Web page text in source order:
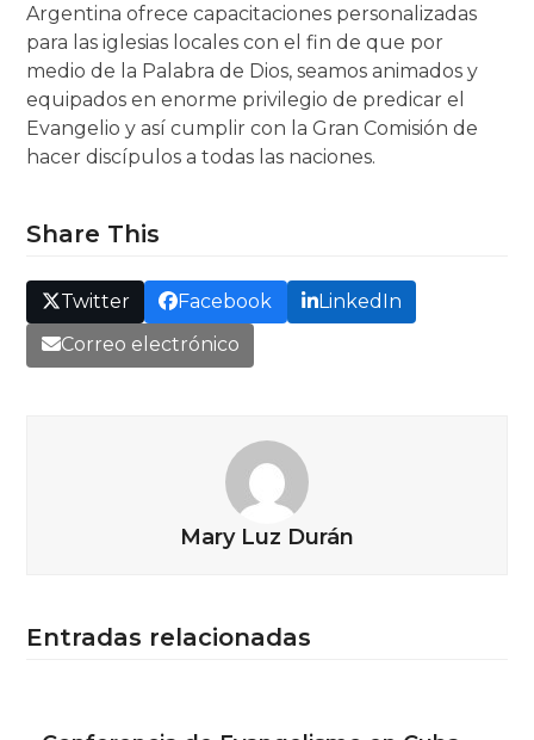
Argentina ofrece capacitaciones personalizadas
para las iglesias locales con el fin de que por
medio de la Palabra de Dios, seamos animados y
equipados en enorme privilegio de predicar el
Evangelio y así cumplir con la Gran Comisión de
hacer discípulos a todas las naciones.
Share This
Twitter Facebook
LinkedIn
Correo electrónico
Mary Luz Durán
Entradas relacionadas